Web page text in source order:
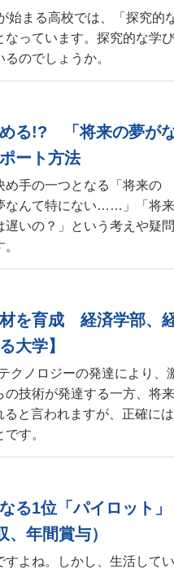
始まる高校では、「探究的
っています。探究的な学び
のでしょうか。
める!? 「将来の夢が
ート方法
手の一つとなる「将来の
なんて特にない……」「将
いの？」という考えや疑問
を育成 経済学部、
大学】
クノロジーの発達により、
の技術が発達する一方、将来
と言われますが、正確には
す。
る1位「パイロット」
年間賞与）
よね。しかし、生活してい